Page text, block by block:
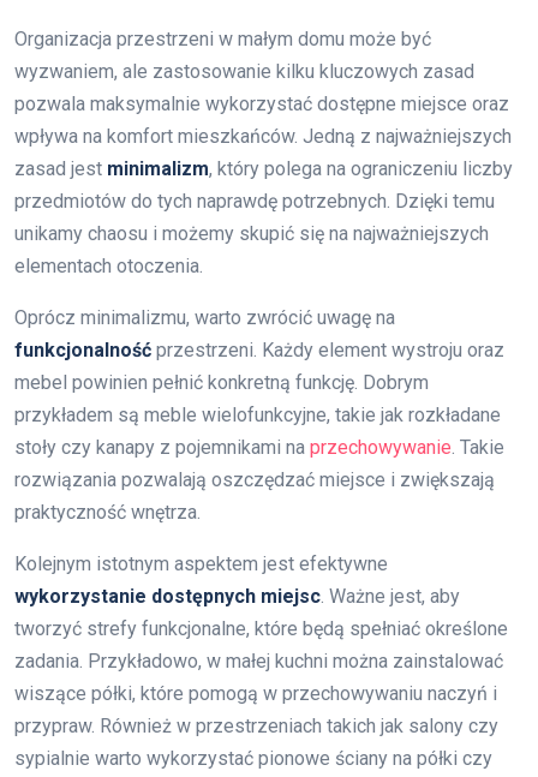
Organizacja przestrzeni w małym domu może być
wyzwaniem, ale zastosowanie kilku kluczowych zasad
pozwala maksymalnie wykorzystać dostępne miejsce oraz
wpływa na komfort mieszkańców. Jedną z najważniejszych
zasad jest minimalizm, który polega na ograniczeniu liczby
przedmiotów do tych naprawdę potrzebnych. Dzięki temu
unikamy chaosu i możemy skupić się na najważniejszych
elementach otoczenia.
Oprócz minimalizmu, warto zwrócić uwagę na
funkcjonalność przestrzeni. Każdy element wystroju oraz
mebel powinien pełnić konkretną funkcję. Dobrym
przykładem są meble wielofunkcyjne, takie jak rozkładane
stoły czy kanapy z pojemnikami na przechowywanie . Takie
rozwiązania pozwalają oszczędzać miejsce i zwiększają
praktyczność wnętrza.
Kolejnym istotnym aspektem jest efektywne
wykorzystanie dostępnych miejsc . Ważne jest, aby
tworzyć strefy funkcjonalne, które będą spełniać określone
zadania. Przykładowo, w małej kuchni można zainstalować
wiszące półki, które pomogą w przechowywaniu naczyń i
przypraw. Również w przestrzeniach takich jak salony czy
sypialnie warto wykorzystać pionowe ściany na półki czy